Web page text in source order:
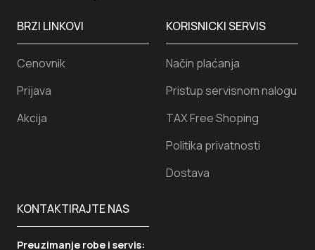
KORISNICKI SERVIS
Način plaćanja
Pristup servisnom nalogu
TAX Free Shoping
Politika privatnosti
Dostava
KONTAKTIRAJTE NAS
Preuzimanje robe i servis:
BRZI LINKOVI
Cenovnik
Prijava
Akcija